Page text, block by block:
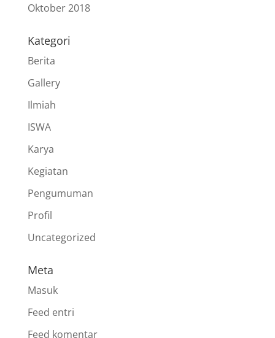
Oktober 2018
Kategori
Berita
Gallery
Ilmiah
ISWA
Karya
Kegiatan
Pengumuman
Profil
Uncategorized
Meta
Masuk
Feed entri
Feed komentar